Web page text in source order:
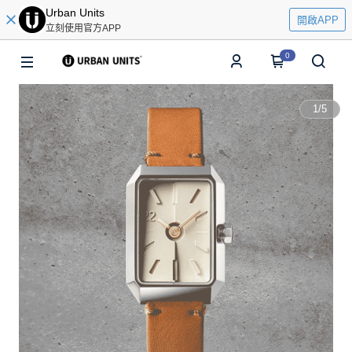
Urban Units
立刻使用官方APP
開啟APP
0
1/5